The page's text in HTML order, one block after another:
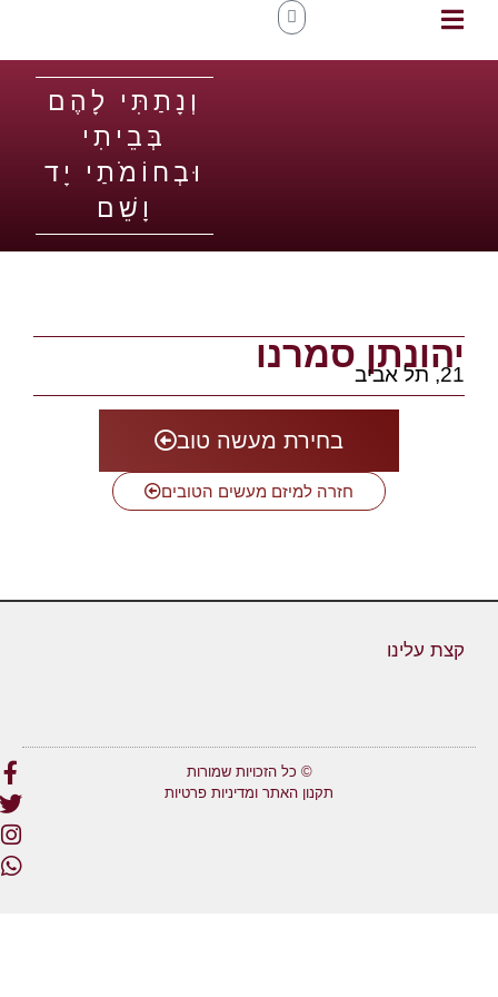
וְנָתַתִּי לָהֶם
בְּבֵיתִי
וּבְחוֹמֹתַי יָד
וָשֵׁם
יהונתן סמרנו
21, תל אביב
בחירת מעשה טוב
חזרה למיזם מעשים הטובים
קצת עלינו
© כל הזכויות שמורות
תקנון האתר ומדיניות פרטיות